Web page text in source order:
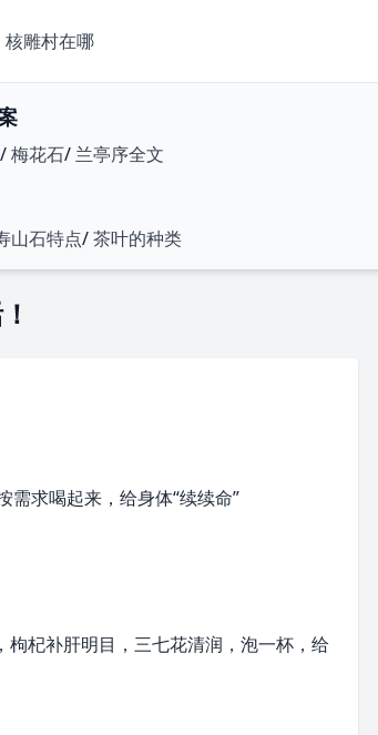
核雕村在哪
/梅花石/ 兰亭序全文
山石特点/茶叶的种类
求喝起来，给身体“续续命”
枸杞补肝明目，三七花清润，泡一杯，给